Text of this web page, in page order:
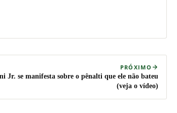
PRÓXIMO
Jr. se manifesta sobre o pênalti que ele não bateu
(veja o vídeo)